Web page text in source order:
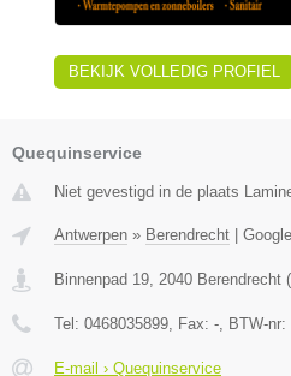
BEKIJK VOLLEDIG PROFIEL
Quequinservice
Niet gevestigd in de plaats
Antwerpen » Berendrecht
Binnenpad 19, 2040 Berendrecht (
Tel: 0468035899, Fax: -, BTW-nr:
E-mail › Quequinservice